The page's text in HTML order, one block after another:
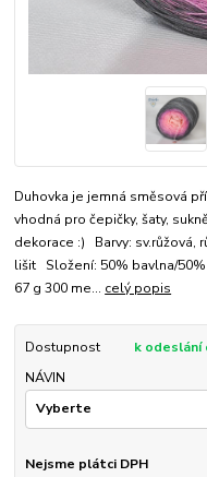
Duhovka je jemná směsová
vhodná pro čepičky, šaty,
dekorace :) Barvy: sv.růžová,
lišit Složení: 50% bavlna/
67 g 300 me... celý popis
Dostupnost
k odeslání
NÁVIN
Nejsme plátci DPH